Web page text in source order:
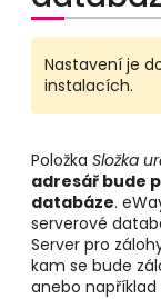
Nastavení je
instalacích.
Položka Složka
adresář bude
databáze.
serverové
Server pro
kam se bude
anebo například